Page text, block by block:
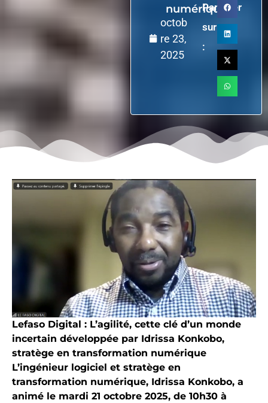
numérique
octob
re 23,
2025
Partager
sur
:
Lefaso Digital : L’agilité, cette clé d’un monde
incertain développée par Idrissa Konkobo,
stratège en transformation numérique
L’ingénieur logiciel et stratège en
transformation numérique, Idrissa Konkobo, a
animé le mardi 21 octobre 2025, de 10h30 à